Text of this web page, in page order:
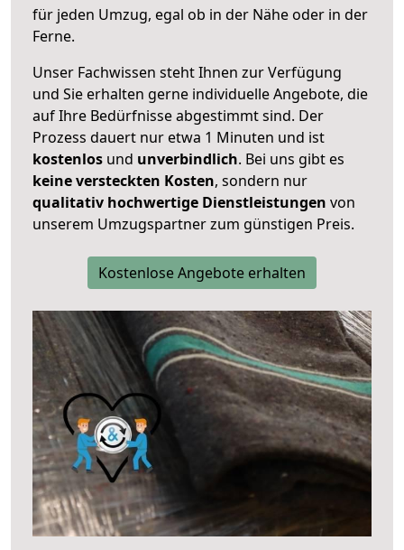
für jeden Umzug, egal ob in der Nähe oder in der
Ferne.
Unser Fachwissen steht Ihnen zur Verfügung
und Sie erhalten gerne individuelle Angebote, die
auf Ihre Bedürfnisse abgestimmt sind. Der
Prozess dauert nur etwa 1 Minuten und ist
kostenlos und unverbindlich. Bei uns gibt es
keine versteckten Kosten, sondern nur
qualitativ hochwertige Dienstleistungen von
unserem Umzugspartner zum günstigen Preis.
Kostenlose Angebote erhalten